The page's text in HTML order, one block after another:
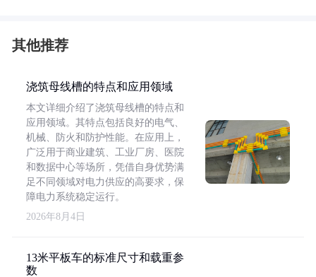
其他推荐
浇筑母线槽的特点和应用领域
本文详细介绍了浇筑母线槽的特点和
应用领域。其特点包括良好的电气、
机械、防火和防护性能。在应用上，
广泛用于商业建筑、工业厂房、医院
和数据中心等场所，凭借自身优势满
足不同领域对电力供应的高要求，保
障电力系统稳定运行。
2026年8月4日
13米平板车的标准尺寸和载重参
数